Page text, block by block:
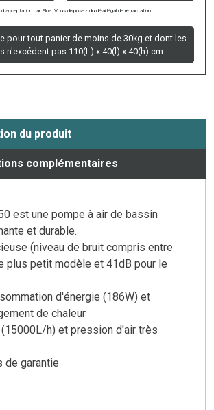
par Floa. Vous disposez du délai légal de rétractation
pour tout panier de moins de 30kg et dont les
n'excédent pas 110(L) x 40(l) x 40(h) cm
du produit
complémentaires
est une pompe à air de bassin
et durable.
(niveau de bruit compris entre
plus petit modèle et 41dB pour le
d'énergie (186W) et
de chaleur
h) et pression d'air très
de garantie